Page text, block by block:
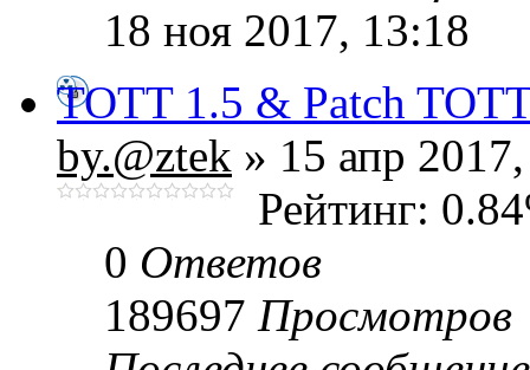
18 ноя 2017, 13:18
TOTT 1.5 & Patch
by.@ztek » 15 апр
Рейтинг:
0 Ответов
189697 Просмотров